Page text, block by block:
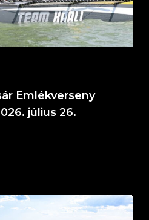
Emlékverseny
július 26.